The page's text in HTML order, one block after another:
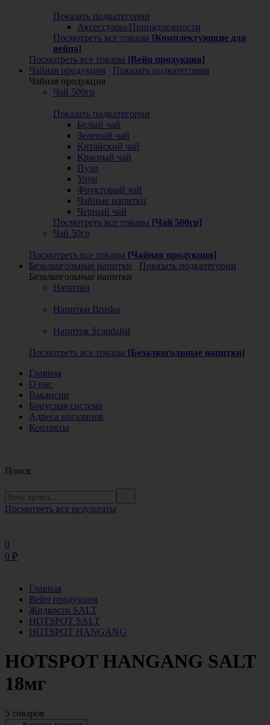
Показать подкатегории
Аксессуары/Принадлежности
Посмотреть все товары [Комплектующие для
вейпа]
Посмотреть все товары [Вейп продукция]
Чайная продукция
Показать подкатегории
Чайная продукция
Чай 500гр
Показать подкатегории
Белый чай
Зеленый чай
Китайский чай
Красный чай
Пуэр
Улун
Фруктовый чай
Чайные напитки
Черный чай
Посмотреть все товары [Чай 500гр]
Чай 50гр
Посмотреть все товары [Чайная продукция]
Безалкогольные напитки
Показать подкатегории
Безалкогольные напитки
Напитки
Напитки Brusko
Напиток Scandalist
Посмотреть все товары [Безалкогольные напитки]
Главная
О нас
Вакансии
Бонусная система
Адреса магазинов
Контакты
Поиск
Посмотреть все результаты
0
0 ₽
Главная
Вейп продукция
Жидкости SALT
HOTSPOT SALT
HOTSPOT HANGANG
HOTSPOT HANGANG SALT
18мг
5 товаров